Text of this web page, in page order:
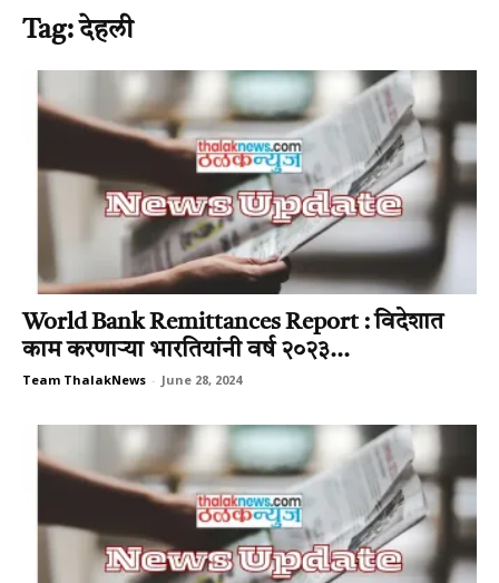
Tag: देहली
World Bank Remittances Report : विदेशात
काम करणार्‍या भारतियांनी वर्ष २०२३...
Team ThalakNews - June 28, 2024